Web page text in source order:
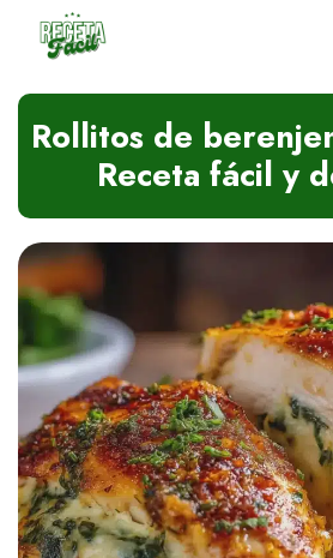
Rollitos de
Receta fácil y